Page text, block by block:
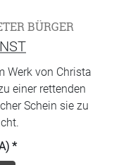
BÜRGER
Werk von Christa
einer rettenden
Schein sie zu
*